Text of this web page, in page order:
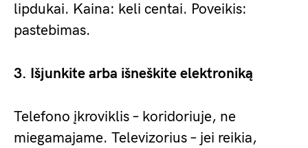
lipdukai. Kaina: keli centai. Poveikis:
pastebimas.
3. Išjunkite arba išneškite elektroniką
Telefono įkroviklis – koridoriuje, ne
miegamajame. Televizorius – jei reikia,